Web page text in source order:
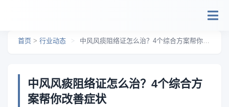
首页 > 行业动态 > 中风风痰阻络证怎么治？4个综合方案帮你改善症状
中风风痰阻络证怎么治？4个综合方
案帮你改善症状